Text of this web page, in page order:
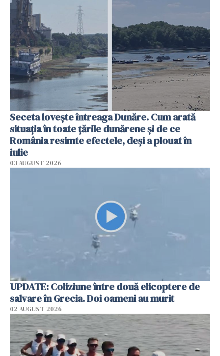
Seceta lovește întreaga Dunăre. Cum arată
situația în toate țările dunărene și de ce
România resimte efectele, deși a plouat în
iulie
03 AUGUST 2026
UPDATE: Coliziune între două elicoptere de
salvare în Grecia. Doi oameni au murit
02 AUGUST 2026